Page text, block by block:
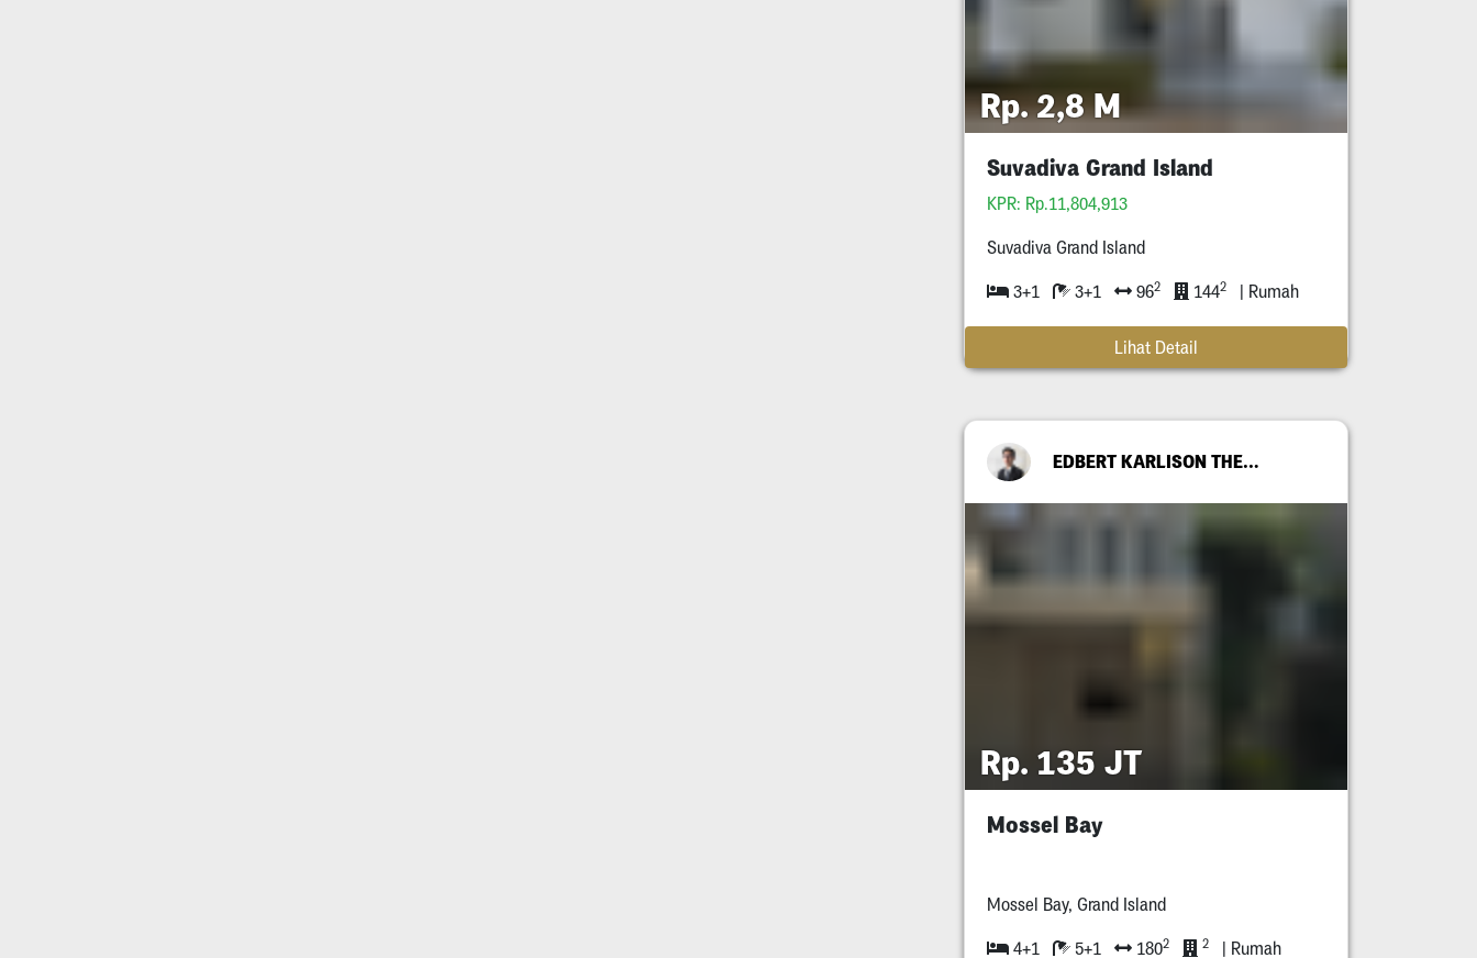
Rp. 2,8 M
Suvadiva Grand Island
KPR: Rp.11,804,913
Suvadiva Grand Island
3+1 3+1 962 1442 | Rumah
Lihat Detail
EDBERT KARLISON THEODORE
Rp. 135 JT
Mossel Bay
Mossel Bay, Grand Island
4+1 5+1 1802 2 | Rumah